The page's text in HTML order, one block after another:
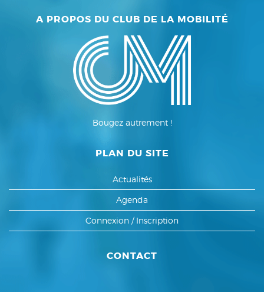
A PROPOS DU CLUB DE LA MOBILITÉ
Bougez autrement !
PLAN DU SITE
Actualités
Agenda
Connexion / Inscription
CONTACT